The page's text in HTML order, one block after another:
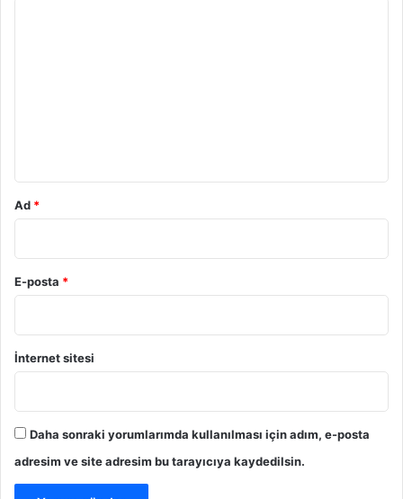
Ad *
E-posta *
İnternet sitesi
Daha sonraki yorumlarımda kullanılması için adım, e-posta
adresim ve site adresim bu tarayıcıya kaydedilsin.